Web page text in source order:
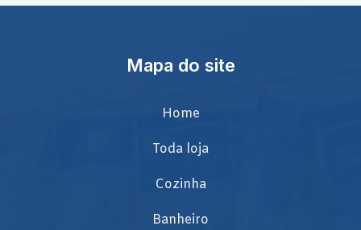
Mapa do site
Home
Toda loja
Cozinha
Banheiro